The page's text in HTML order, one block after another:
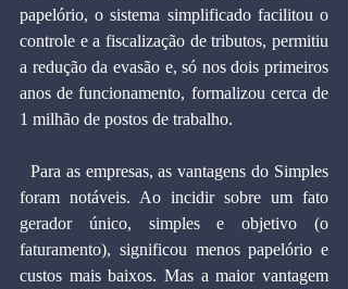
papelório, o sistema simplificado facilitou o
controle e a fiscalização de tributos, permitiu
a redução da evasão e, só nos dois primeiros
anos de funcionamento, formalizou cerca de
1 milhão de postos de trabalho.
foram notáveis. Ao incidir sobre um fato
gerador único, simples e objetivo (o
faturamento), significou menos papelório e
custos mais baixos. Mas a maior vantagem